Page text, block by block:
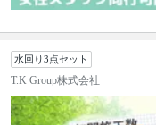
水回り3点セット
T.K Group株式会社